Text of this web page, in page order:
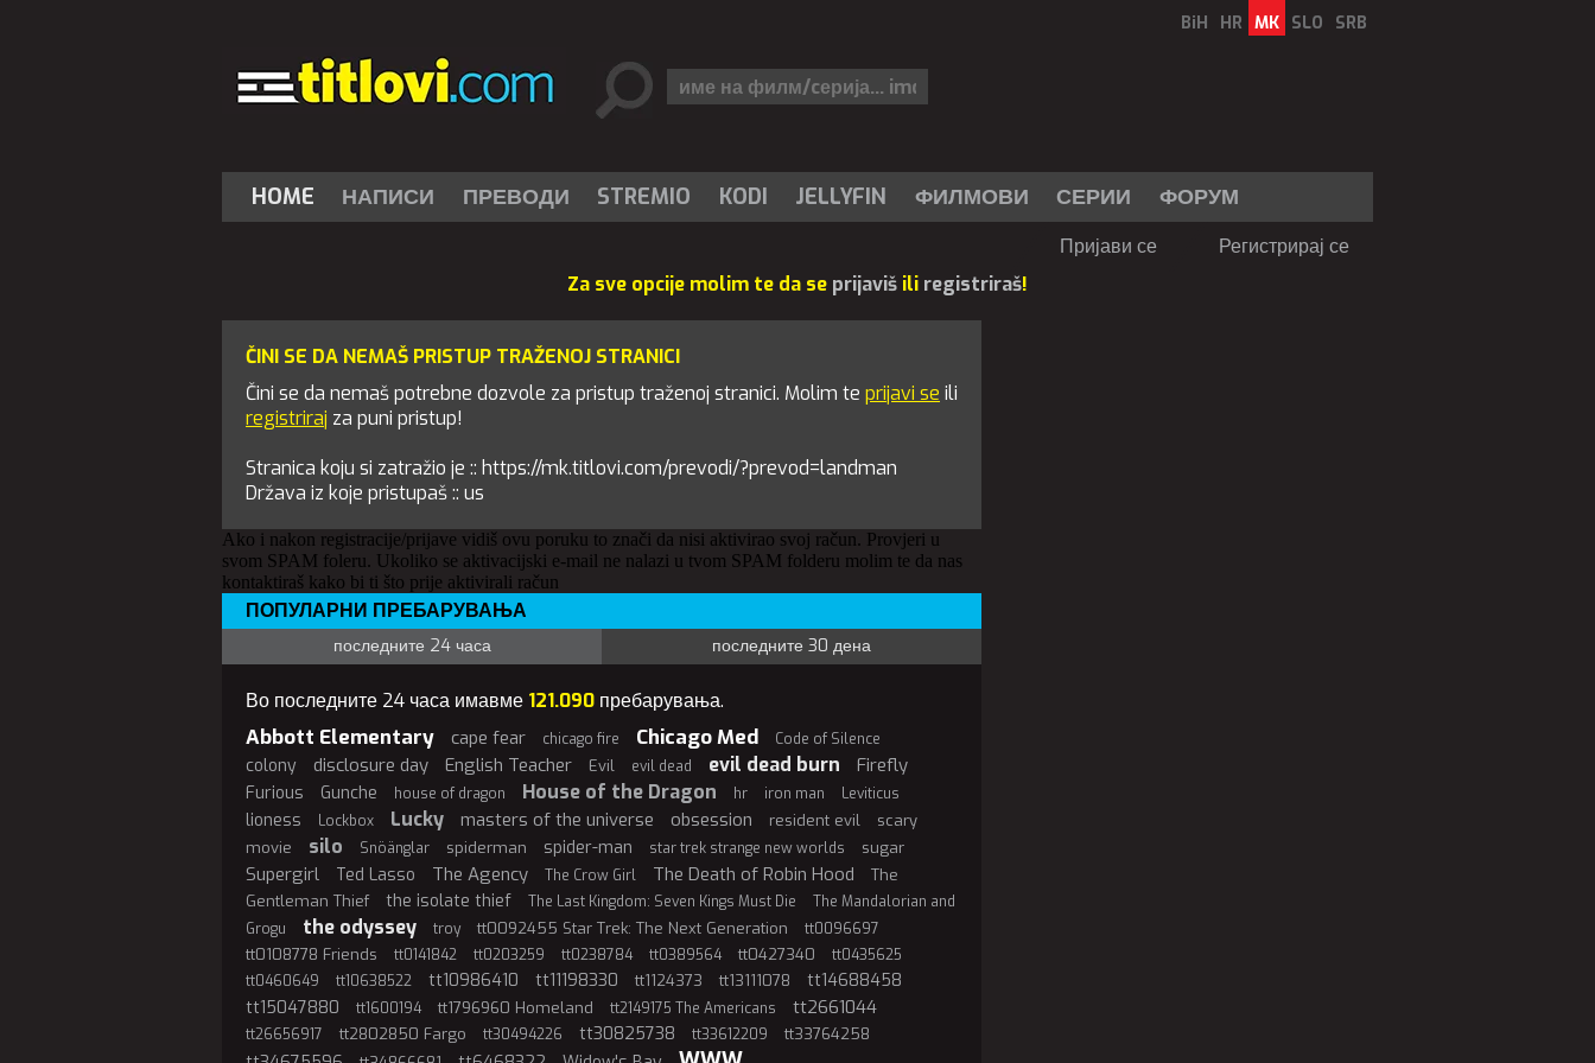
BiH HR MK SLO SRB
HOME НАПИСИ ПРЕВОДИ STREMIO KODI JELLYFIN ФИЛМОВИ СЕРИИ ФОРУМ
Пријави се
Регистрирај се
Za sve opcije molim te da se prijaviš ili registriraš!
ČINI SE DA NEMAŠ PRISTUP TRAŽENOJ STRANICI
Čini se da nemaš potrebne dozvole za pristup traženoj stranici. Molim te prijavi se ili
registriraj za puni pristup!
Stranica koju si zatražio je :: https://mk.titlovi.com/prevodi/?prevod=landman
Država iz koje pristupaš :: us
Ako i nakon registracije/prijave vidiš ovu poruku to znači da nisi aktivirao svoj račun. Provjeri u
svom SPAM foleru. Ukoliko se aktivacijski e-mail ne nalazi u tvom SPAM folderu molim te da nas
kontaktiraš kako bi ti što prije aktivirali račun
ПОПУЛАРНИ ПРЕБАРУВАЊА
последните 24 часа последните 30 дена
Во последните 24 часа имавме 121.090 пребарувања.
Abbott Elementary cape fear chicago fire Chicago Med Code of Silence
colony disclosure day English Teacher Evil evil dead evil dead burn Firefly
Furious Gunche house of dragon House of the Dragon hr iron man Leviticus
lioness Lockbox Lucky masters of the universe obsession resident evil
scary
movie
silo Snöänglar spiderman spider-man star trek strange new worlds sugar
Supergirl Ted Lasso The Agency The Crow Girl The Death of Robin Hood
The
Gentleman Thief
the isolate thief The Last Kingdom: Seven Kings Must Die
The Mandalorian and
Grogu
the odyssey troy tt0092455 Star Trek: The Next Generation tt0096697
tt0108778 Friends tt0141842 tt0203259 tt0238784 tt0389564 tt0427340
tt0435625
tt0460649
tt10638522 tt10986410 tt11198330 tt1124373 tt13111078
tt14688458
tt15047880
tt1600194 tt1796960 Homeland tt2149175 The Americans tt2661044
tt26656917 tt2802850 Fargo tt30494226 tt30825738 tt33612209 tt33764258